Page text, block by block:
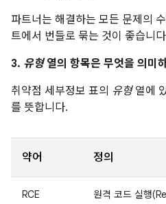
파트너는 해결하는 모든 문제의
트에서 번들로 묶는 것이 좋습니
3. 유형열의 항목은 무엇을 의미
취약점 세부정보 표의 유형열에
를 뜻합니다.
약어 정의
RCE 원격 코드 실행